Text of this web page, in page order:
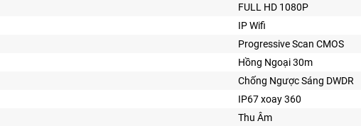
FULL HD 1080P
IP Wifi
Progressive Scan CMOS
Hồng Ngoại 30m
Chống Ngược Sáng DWDR
IP67 xoay 360
Thu Âm